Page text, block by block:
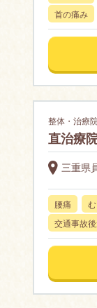
首の痛み
整体・治療
直治療
三重県
腰痛
交通事故